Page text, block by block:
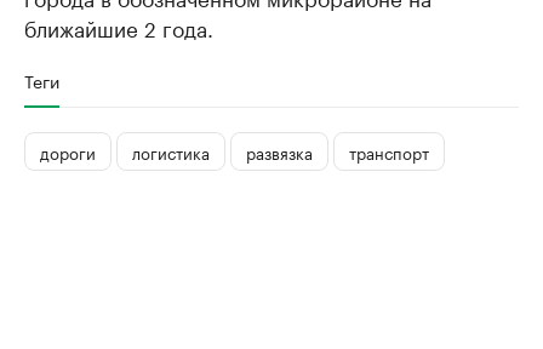
ближайшие 2 года.
Теги
дороги логистика развязка транспорт